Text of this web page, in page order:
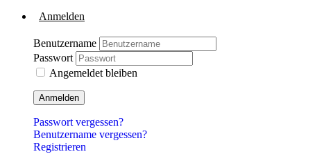
Anmelden
Benutzername
Passwort
Angemeldet bleiben
Anmelden
Passwort vergessen?
Benutzername vergessen?
Registrieren